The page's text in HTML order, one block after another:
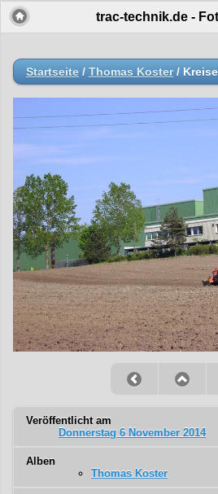
trac-technik.de -
Startseite / Thomas Koster/
Veröffentlicht am
Donnerstag 6 November 2014
Alben
Thomas Koster